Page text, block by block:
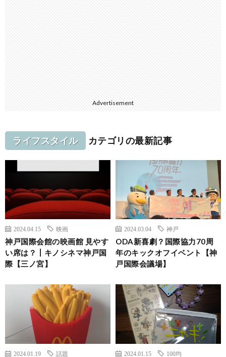
Advertisement
ライフスタイル カテゴリの最新記事
2024.04.15 映画
神戸国際会館の映画館 見やす
い席は？┃キノシネマ神戸国
際【三ノ宮】
2024.03.04 神戸
ODA新喜劇？国際協力70周
年のキックオフイベント【神
戸国際会議場】
2024.01.19 話題 2024.01.15 100均